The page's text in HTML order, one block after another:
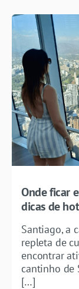
Onde ficar
dicas de
Santiago, a
repleta de
encontrar
cantinho de
[…]